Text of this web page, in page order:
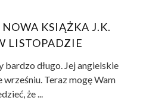
KSIĄŻKA J.K.
LISTOPADZIE
bardzo długo. Jej angielskie
wrześniu. Teraz mogę Wam
że ...